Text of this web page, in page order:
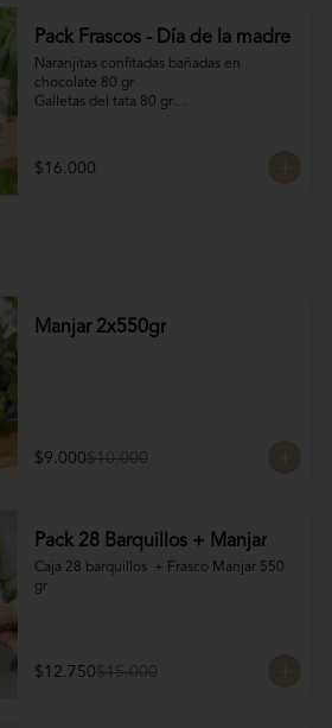
Pack Frascos - Día de la madre
Naranjitas confitadas bañadas en
chocolate 80 gr
Galletas del tata 80 gr
$16.000
Manjar 2x550gr
$9.000$10.000
Pack 28 Barquillos + Manjar
Caja 28 barquillos  + Frasco Manjar 550
gr
$12.750$15.000